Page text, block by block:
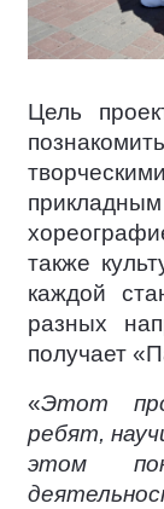
Цель
также
каждой
разных
получает
«Этот
ребят,
этом